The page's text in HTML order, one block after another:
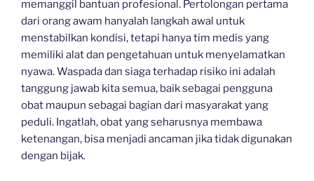
memanggil bantuan profesional. Pertolongan pertama
dari orang awam hanyalah langkah awal untuk
menstabilkan kondisi, tetapi hanya tim medis yang
memiliki alat dan pengetahuan untuk menyelamatkan
nyawa. Waspada dan siaga terhadap risiko ini adalah
tanggung jawab kita semua, baik sebagai pengguna
obat maupun sebagai bagian dari masyarakat yang
peduli. Ingatlah, obat yang seharusnya membawa
ketenangan, bisa menjadi ancaman jika tidak digunakan
dengan bijak.